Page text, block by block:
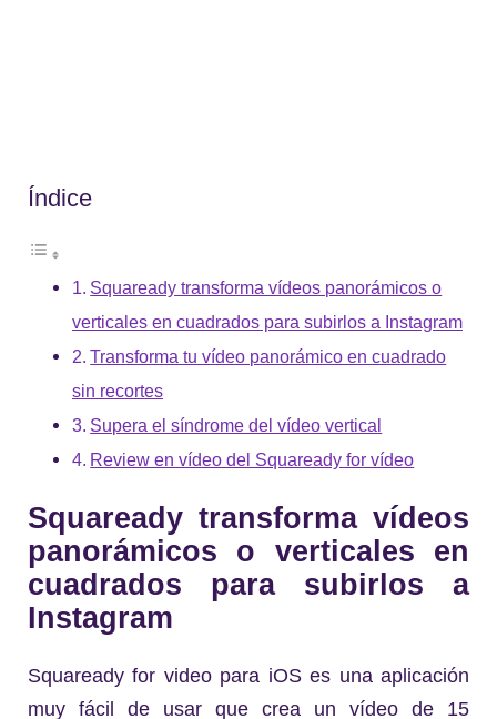
Índice
Squaready transforma vídeos panorámicos o
verticales en cuadrados para subirlos a Instagram
Transforma tu vídeo panorámico en cuadrado
sin recortes
Supera el síndrome del vídeo vertical
Review en vídeo del Squaready for vídeo
Squaready transforma vídeos
panorámicos o verticales en
cuadrados para subirlos a
Instagram
Squaready for video para iOS es una aplicación
muy fácil de usar que crea un vídeo de 15